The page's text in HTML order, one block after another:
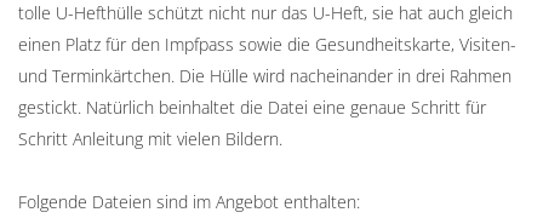
tolle U-Hefthülle schützt nicht nur das U-Heft, sie hat auch gleich
einen Platz für den Impfpass sowie die Gesundheitskarte, Visiten-
und Terminkärtchen. Die Hülle wird nacheinander in drei Rahmen
gestickt. Natürlich beinhaltet die Datei eine genaue Schritt für
Schritt Anleitung mit vielen Bildern.
Folgende Dateien sind im Angebot enthalten: